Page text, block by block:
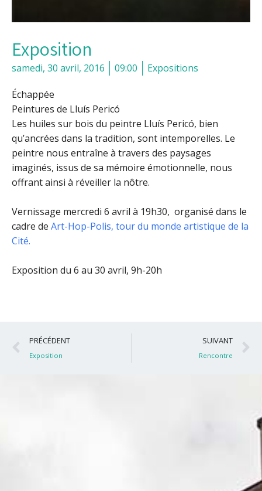
Exposition
samedi, 30 avril, 2016 09:00 Expositions
Échappée
Peintures de Lluís Pericó
Les huiles sur bois du peintre Lluís Pericó, bien
qu’ancrées dans la tradition, sont intemporelles. Le
peintre nous entraîne à travers des paysages
imaginés, issus de sa mémoire émotionnelle, nous
offrant ainsi à réveiller la nôtre.
Vernissage mercredi 6 avril à 19h30, organisé dans le
cadre de Art-Hop-Polis, tour du monde artistique de la
Cité.
Exposition du 6 au 30 avril, 9h-20h
Précédent
PRÉCÉDENT
Exposition
SUIVANT
Rencontre